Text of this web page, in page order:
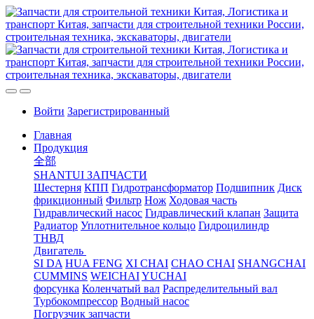
Войти Зарегистрированный
Главная
Продукция
全部
SHANTUI ЗАПЧАСТИ
Шестерня КПП Гидротрансформатор Подшипник Диск
фрикционный Фильтр Нож Ходовая часть
Гидравлический насос Гидравлический клапан Защита
Радиатор Уплотнительное кольцо Гидроцилиндр
ТНВД
Двигатель
SI DA HUA FENG XI CHAI CHAO CHAI SHANGCHAI
CUMMINS WEICHAIYUCHAI
форсунка Коленчатый вал Распределительный вал
Турбокомпрессор Водный насос
Погрузчик запчасти